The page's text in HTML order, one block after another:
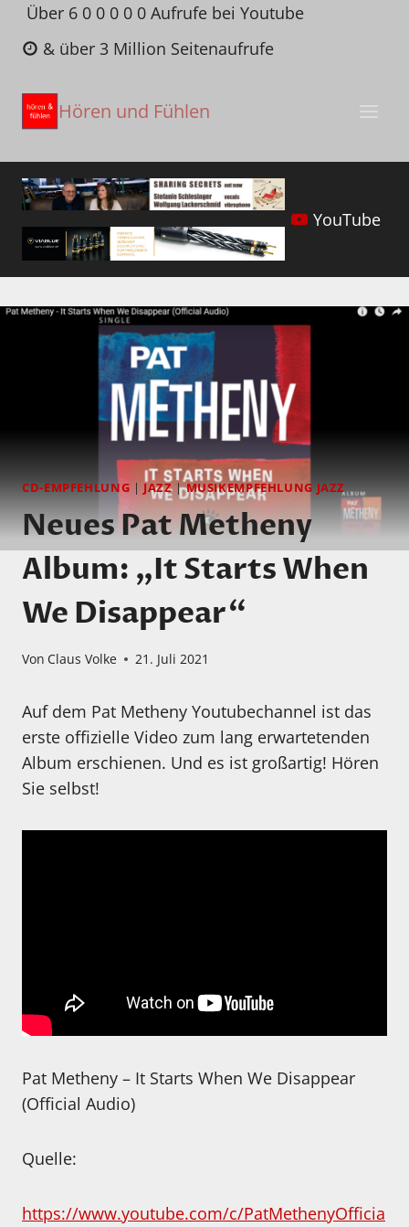
Zum
Inhalt
springen
Über 6 0 0 0 0 0 Aufrufe bei Youtube
& über 3 Million Seitenaufrufe
Hören und Fühlen
YouTube
CD-EMPFEHLUNG | JAZZ|MUSIKEMPFEHLUNG JAZZ
Neues Pat Metheny
Album: „It Starts When
We Disappear“
Von Claus Volke 21. Juli 2021
Auf dem Pat Metheny Youtubechannel ist das
erste offizielle Video zum lang erwartetenden
Album erschienen. Und es ist großartig! Hören
Sie selbst!
Pat Metheny – It Starts When We Disappear
(Official Audio)
Quelle:
https://www.youtube.com/c/PatMethenyOfficia